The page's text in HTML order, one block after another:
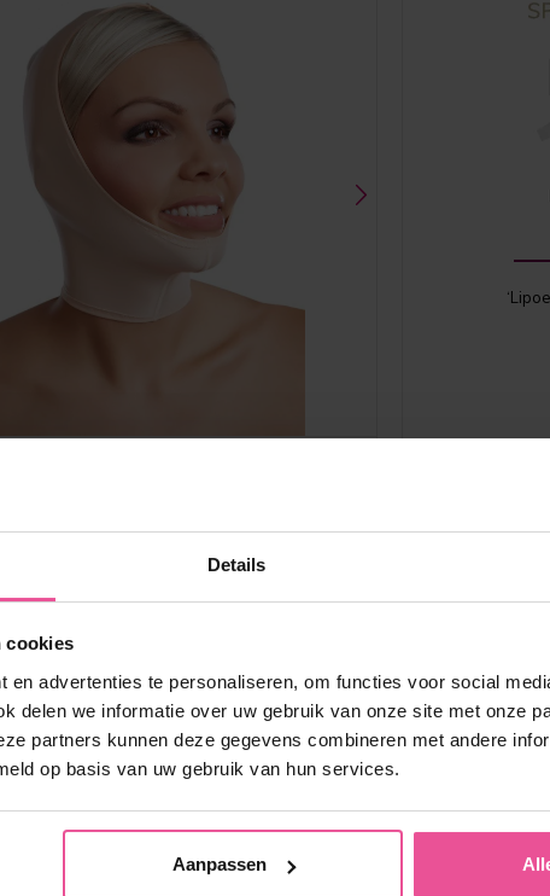
Details
cookies
en advertenties te personaliseren, om functies voor social
delen we informatie over uw gebruik van onze site met onze
partners kunnen deze gegevens combineren met andere
op basis van uw gebruik van hun services.
Aanpassen
gezichtsmasker met 3 aanpasbare
Op voorraad